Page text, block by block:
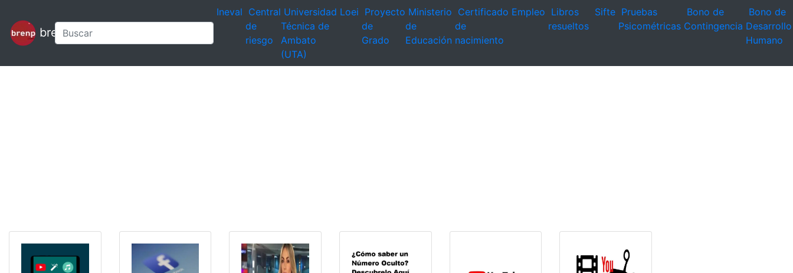
brenp
Ineval Central
de
riesgo
Universidad
Técnica de
Ambato
(UTA)
Loei Proyecto
de
Grado
Ministerio
de
Educación
Certificado
de
nacimiento
Empleo Libros
resueltos
Sifte Pruebas
Psicométricas
Bono de
Contingencia
Bono de
Desarrollo
Humano